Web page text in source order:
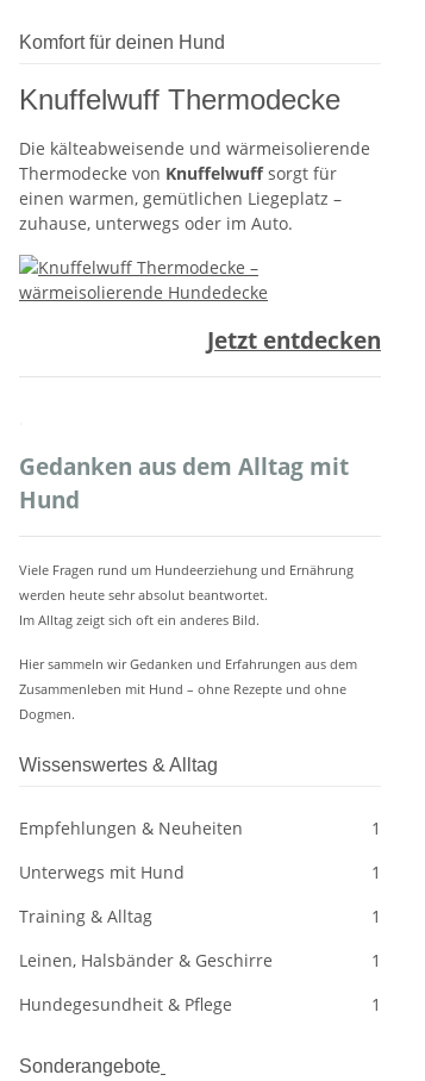
Komfort für deinen Hund
Knuffelwuff Thermodecke
Die kälteabweisende und wärmeisolierende
Thermodecke von Knuffelwuffsorgt für
einen warmen, gemütlichen Liegeplatz –
zuhause, unterwegs oder im Auto.
Jetzt entdecken
Gedanken aus dem Alltag mit
Hund
Viele Fragen rund um Hundeerziehung und Ernährung
werden heute sehr absolut beantwortet.
Im Alltag zeigt sich oft ein anderes Bild.
Hier sammeln wir Gedanken und Erfahrungen aus dem
Zusammenleben mit Hund – ohne Rezepte und ohne
Dogmen.
Wissenswertes & Alltag
Empfehlungen & Neuheiten
1
Unterwegs mit Hund
1
Training & Alltag
1
Leinen, Halsbänder & Geschirre
1
Hundegesundheit & Pflege
1
Sonderangebote